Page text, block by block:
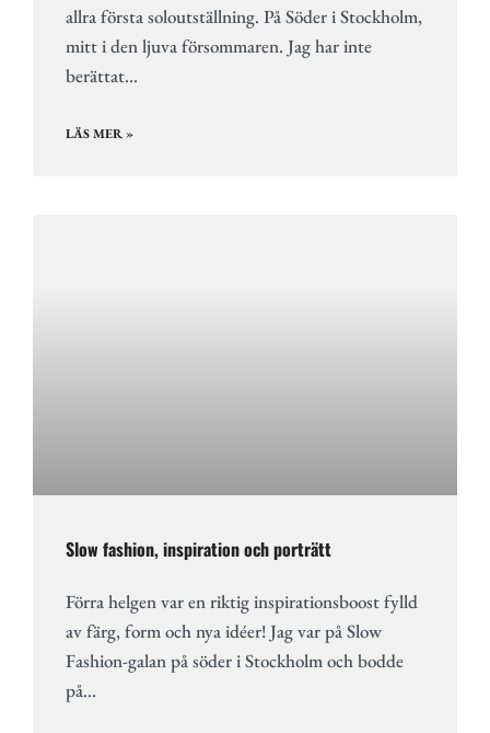
allra första soloutställning. På Söder i Stockholm,
mitt i den ljuva försommaren. Jag har inte
berättat…
LÄS MER »
Slow fashion, inspiration och porträtt
Förra helgen var en riktig inspirationsboost fylld
av färg, form och nya idéer! Jag var på Slow
Fashion-galan på söder i Stockholm och bodde
på…